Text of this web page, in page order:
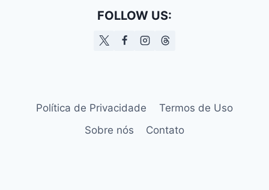
FOLLOW US:
Política de Privacidade
Termos de Uso
Sobre nós
Contato